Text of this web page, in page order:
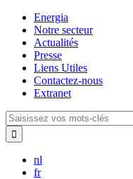
Aller
contenu
principal
Energia
Notre secteur
Actualités
Presse
Liens Utiles
Contactez-nous
Extranet
Saisissez
vos
mots-
nl
fr